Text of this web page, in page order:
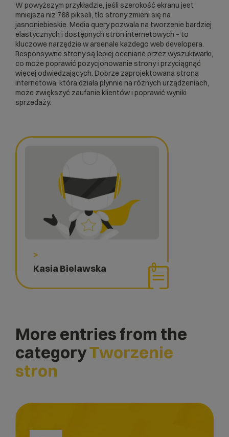
>
Kasia Bielawska
W powyższym przykładzie, jeśli szerokość ekranu jest
mniejsza niż 768 pikseli, tło strony zmieni się na
jasnoniebieskie. Media query pozwala na tworzenie bardziej
elastycznych i dostępnych stron internetowych – to
kluczowe narzędzie w arsenale każdego web developera.
Responsywne strony są lepiej oceniane przez wyszukiwarki,
co może poprawić pozycjonowanie strony i przyciągnąć
więcej odwiedzających. Dobrze zaprojektowana strona
internetowa, która działa płynnie na różnych urządzeniach,
może zwiększyć zaufanie klientów i poprawić wyniki
sprzedaży.
More entries from the
categoryTworzenie
stron